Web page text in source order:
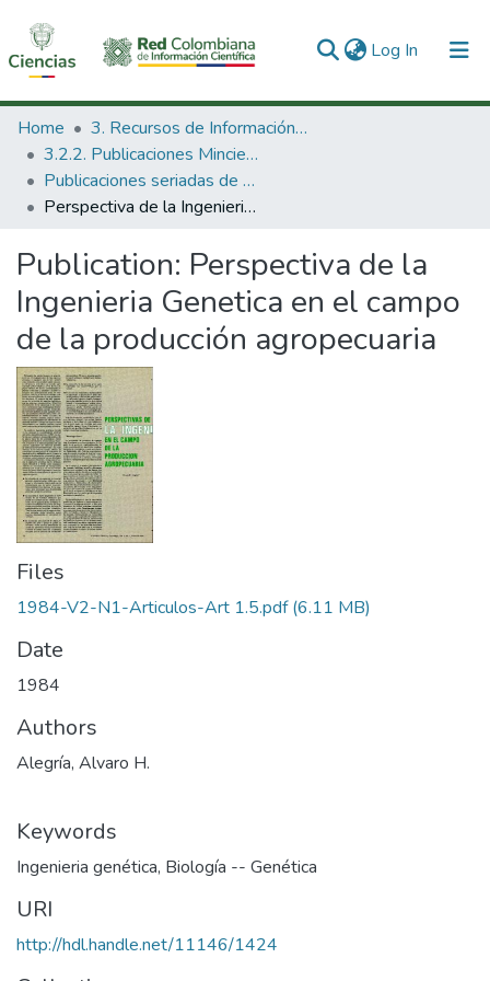
Log In (current)
Communities & Collections
All of DSpace
Statistics
Home
3. Recursos de Información Científica y Tecnológica
3.2.2. Publicaciones Minciencias
Publicaciones seriadas de Minciencias
Perspectiva de la Ingenieria Genetica en el campo de la producción agropecuaria
Publication: Perspectiva de la
Ingenieria Genetica en el campo
de la producción agropecuaria
Files
1984-V2-N1-Articulos-Art 1.5.pdf(6.11 MB)
Date
1984
Authors
Alegría, Alvaro H.
Keywords
Ingenieria genética, Biología -- Genética
URI
http://hdl.handle.net/11146/1424